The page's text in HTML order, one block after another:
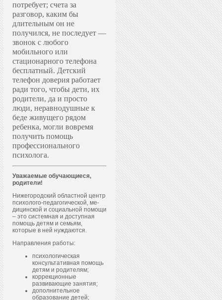
потребует; счета за
разговор, каким бы
длительным он не
получился, не последует —
звонок с любого
мобильного или
стационарного телефона
бесплатный. Детский
телефон доверия работает
ради того, чтобы дети, их
родители, да и просто
люди, неравнодушные к
беде живущего рядом
ребенка, могли вовремя
получить помощь
профессионального
психолога.
Уважаемые обучающиеся,
родители!
Нижегородский областной центр
пси­холо­го-пе­даго­гичес­кой, ме­
дицин­ской и со­ци­аль­ной по­мощи
– это системная и доступная
помощь детям и семьям,
которые в ней нуждаются.
Направления работы:
психологическая
консультативная помощь
детям и родителям;
коррекционные
развивающие занятия;
дополнительное
образование детей;